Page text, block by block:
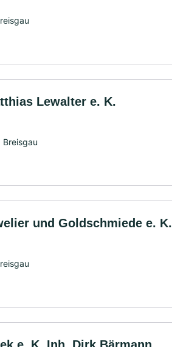
Lewalter e. K.
Breisgau
und Goldschmiede e. K.
e. K. Inh. Dirk Bärmann